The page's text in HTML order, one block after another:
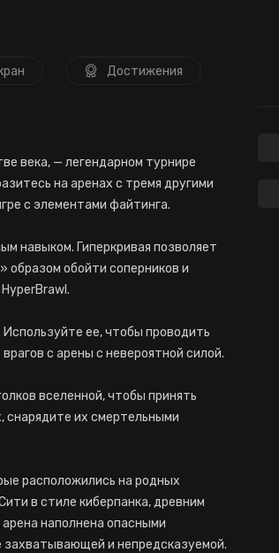
Достижения
века, — легендарном турнире
на аренах с тремя другими
с элементами файтинга.
навыком. Гиперкривая позволяет
образом обойти соперников и
ее, чтобы проводить
с арены с невероятной силой.
вселенной, чтобы принять
снарядите их смертельными
расположились на родных
в стиле киберпанка, древним
наполнена опасными
и непредсказуемой.